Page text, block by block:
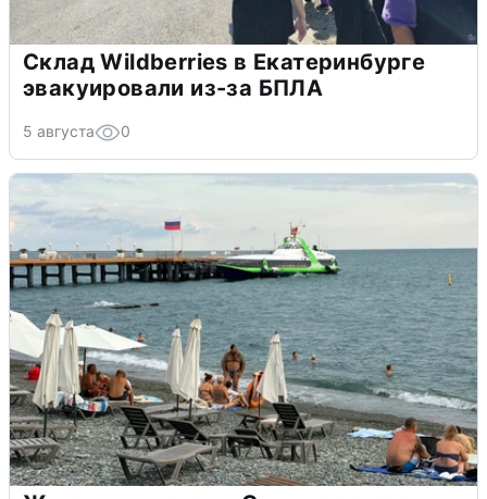
Склад Wildberries в Екатеринбурге
эвакуировали из-за БПЛА
5 августа 0